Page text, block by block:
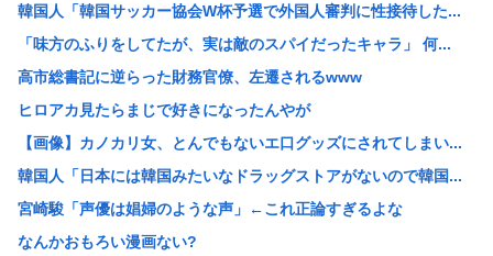
パヨク「アジア人民、中国人民と連帯して戦おー！悪政高市を...
みんなで大家さん「成田は日本の下町が開発したゴミをエネル...
【画像】X民さん「ニンニクが青い！こんなの食えない！」
【悲報】楽しんごさん、清水良太郎さんとの“過去の因縁”を...
【衝撃】元ジャンポケ斉藤慎二被告の判決を堀江貴文さんが予...
【速報】北朝鮮が日本海に向けてミサイル発射
【悲報】高市首相の“個人的なSNS投稿”で習近平ブチギレ...
韓国人「韓国サッカー協会W杯予選で外国人審判に性接待した...
「味方のふりをしてたが、実は敵のスパイだったキャラ」 何...
高市総書記に逆らった財務官僚、左遷されるwww
ヒロアカ見たらまじで好きになったんやが
【画像】カノカリ女、とんでもないエ口グッズにされてしまい...
韓国人「日本には韓国みたいなドラッグストアがないので韓国...
宮崎駿「声優は娼婦のような声」←これ正論すぎるよな
なんかおもろい漫画ない?